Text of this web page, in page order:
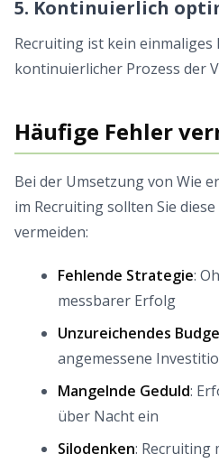
5. Kontinuierlich
Recruiting ist kein
kontinuierlicher Prozess der
Häufige Fehler
Bei der Umsetzung von Wie
im Recruiting sollten Sie
vermeiden:
Fehlende Strategie:
messbarer Erfolg
Unzureichendes
angemessene
Mangelnde Geduld:
über Nacht ein
Silodenken: Recruiting